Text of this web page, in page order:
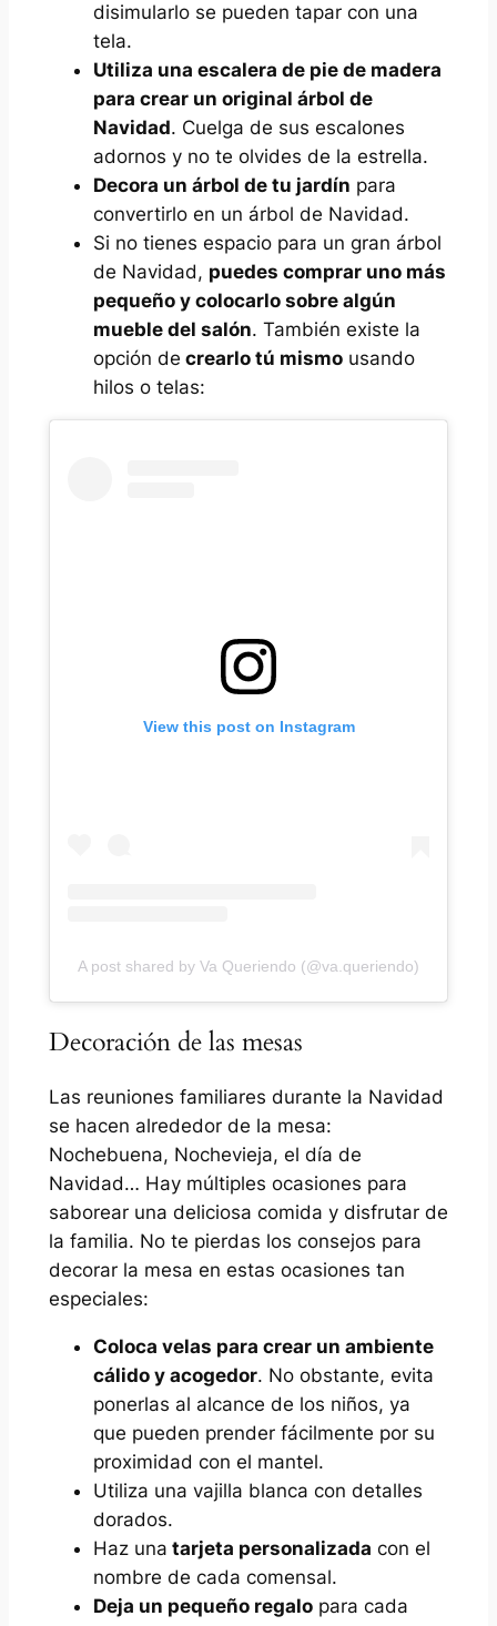
disimularlo se pueden tapar con una
tela.
Utiliza una escalera de pie de madera
para crear un original árbol de
Navidad. Cuelga de sus escalones
adornos y no te olvides de la estrella.
Decora un árbol de tu jardín para
convertirlo en un árbol de Navidad.
Si no tienes espacio para un gran árbol
de Navidad, puedes comprar uno más
pequeño y colocarlo sobre algún
mueble del salón. También existe la
opción de crearlo tú mismousando
hilos o telas:
View this post on Instagram
A post shared by Va Queriendo (@va.queriendo)
Decoración de las mesas
Las reuniones familiares durante la Navidad
se hacen alrededor de la mesa:
Nochebuena, Nochevieja, el día de
Navidad… Hay múltiples ocasiones para
saborear una deliciosa comida y disfrutar de
la familia. No te pierdas los consejos para
decorar la mesa en estas ocasiones tan
especiales:
Coloca velas para crear un ambiente
cálido y acogedor. No obstante, evita
ponerlas al alcance de los niños, ya
que pueden prender fácilmente por su
proximidad con el mantel.
Utiliza una vajilla blanca con detalles
dorados.
Haz una tarjeta personalizada con el
nombre de cada comensal.
Deja un pequeño regalopara cada